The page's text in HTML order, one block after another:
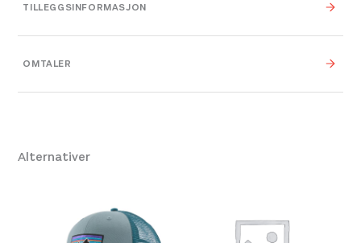
TILLEGGSINFORMASJON
Leverandør Patagonia
OMTALER
Alternativer